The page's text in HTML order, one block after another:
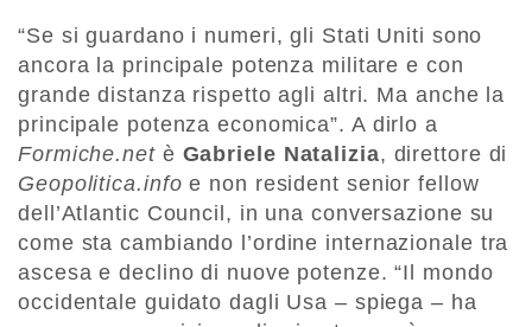
“Se si guardano i numeri, gli Stati Uniti sono
ancora la principale potenza militare e con
grande distanza rispetto agli altri. Ma anche la
principale potenza economica”. A dirlo a
Formiche.netè Gabriele Natalizia, direttore di
Geopolitica.info e non resident senior fellow
dell’Atlantic Council, in una conversazione su
come sta cambiando l’ordine internazionale tra
ascesa e declino di nuove potenze. “Il mondo
occidentale guidato dagli Usa – spiega – ha